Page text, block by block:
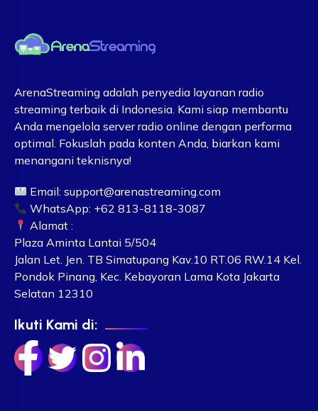
ArenaStreaming adalah penyedia layanan radio
streaming terbaik di Indonesia. Kami siap membantu
Anda mengelola server radio online dengan performa
optimal. Fokuslah pada konten Anda, biarkan kami
menangani teknisnya!
Email:support@arenastreaming.com
WhatsApp: +62 813-8118-3087
Alamat :
Plaza Aminta Lantai 5/504
Jalan Let. Jen. TB Simatupang Kav.10 RT.06 RW.14 Kel.
Pondok Pinang, Kec. Kebayoran Lama Kota Jakarta
Selatan 12310
Ikuti Kami di: